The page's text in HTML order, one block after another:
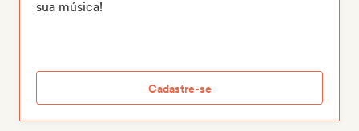
sua música!
Cadastre-se